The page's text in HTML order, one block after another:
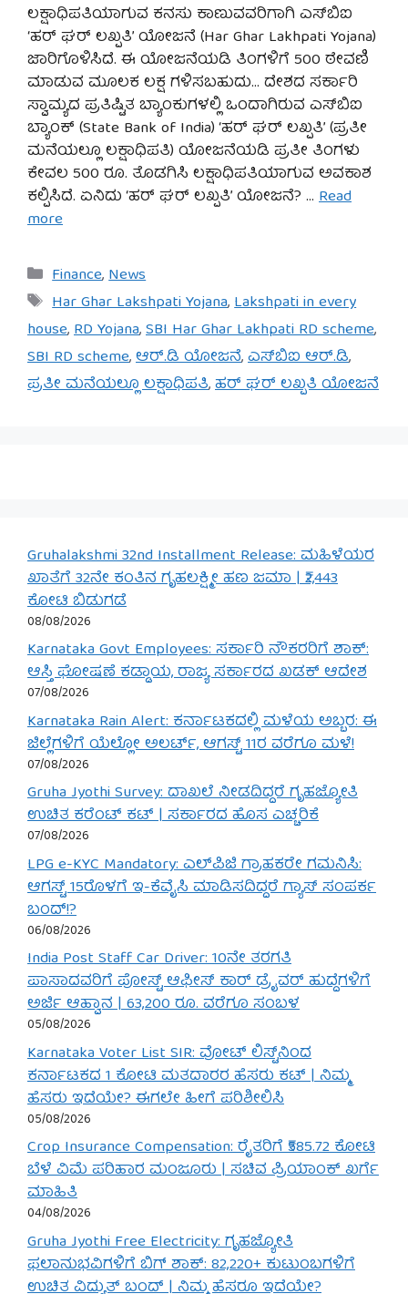
ಲಕ್ಷಾಧಿಪತಿಯಾಗುವ ಕನಸು ಕಾಣುವವರಿಗಾಗಿ ಎಸ್‌ಬಿಐ
‘ಹರ್ ಘರ್ ಲಖ್ಪತಿ’ ಯೋಜನೆ (Har Ghar Lakhpati Yojana)
ಜಾರಿಗೊಳಿಸಿದೆ. ಈ ಯೋಜನೆಯಡಿ ತಿಂಗಳಿಗೆ 500 ಠೇವಣಿ
ಮಾಡುವ ಮೂಲಕ ಲಕ್ಷ ಗಳಿಸಬಹುದು… ದೇಶದ ಸರ್ಕಾರಿ
ಸ್ವಾಮ್ಯದ ಪ್ರತಿಷ್ಟಿತ ಬ್ಯಾಂಕುಗಳಲ್ಲಿ ಒಂದಾಗಿರುವ ಎಸ್‌ಬಿಐ
ಬ್ಯಾಂಕ್ (State Bank of India) ‘ಹರ್ ಘರ್ ಲಖ್ಪತಿ’ (ಪ್ರತೀ
ಮನೆಯಲ್ಲೂ ಲಕ್ಷಾಧಿಪತಿ) ಯೋಜನೆಯಡಿ ಪ್ರತೀ ತಿಂಗಳು
ಕೇವಲ 500 ರೂ. ತೊಡಗಿಸಿ ಲಕ್ಷಾಧಿಪತಿಯಾಗುವ ಅವಕಾಶ
ಕಲ್ಪಿಸಿದೆ. ಏನಿದು ‘ಹರ್ ಘರ್ ಲಖ್ಪತಿ’ ಯೋಜನೆ? … Read
more
Categories
Finance,News
Tags
Har Ghar Lakshpati Yojana,Lakshpati in every
house,RD Yojana,SBI Har Ghar Lakhpati RD scheme,
SBI RD scheme,ಆರ್.ಡಿ ಯೋಜನೆ,ಎಸ್‌ಬಿಐ ಆರ್.ಡಿ,
ಪ್ರತೀ ಮನೆಯಲ್ಲೂ ಲಕ್ಷಾಧಿಪತಿ,ಹರ್ ಘರ್ ಲಖ್ಪತಿ ಯೋಜನೆ
Gruhalakshmi 32nd Installment Release: ಮಹಿಳೆಯರ
ಖಾತೆಗೆ 32ನೇ ಕಂತಿನ ಗೃಹಲಕ್ಷ್ಮೀ ಹಣ ಜಮಾ | ₹2,443
ಕೋಟಿ ಬಿಡುಗಡೆ
08/08/2026
Karnataka Govt Employees: ಸರ್ಕಾರಿ ನೌಕರರಿಗೆ ಶಾಕ್:
ಆಸ್ತಿ ಘೋಷಣೆ ಕಡ್ಡಾಯ, ರಾಜ್ಯ ಸರ್ಕಾರದ ಖಡಕ್ ಆದೇಶ
07/08/2026
Karnataka Rain Alert: ಕರ್ನಾಟಕದಲ್ಲಿ ಮಳೆಯ ಅಬ್ಬರ: ಈ
ಜಿಲ್ಲೆಗಳಿಗೆ ಯೆಲ್ಲೋ ಅಲರ್ಟ್, ಆಗಸ್ಟ್ 11ರ ವರೆಗೂ ಮಳೆ!
07/08/2026
Gruha Jyothi Survey: ದಾಖಲೆ ನೀಡದಿದ್ದರೆ ಗೃಹಜ್ಯೋತಿ
ಉಚಿತ ಕರೆಂಟ್ ಕಟ್ | ಸರ್ಕಾರದ ಹೊಸ ಎಚ್ಚರಿಕೆ
07/08/2026
LPG e-KYC Mandatory: ಎಲ್‌ಪಿಜಿ ಗ್ರಾಹಕರೇ ಗಮನಿಸಿ:
ಆಗಸ್ಟ್ 15ರೊಳಗೆ ಇ-ಕೆವೈಸಿ ಮಾಡಿಸದಿದ್ದರೆ ಗ್ಯಾಸ್ ಸಂಪರ್ಕ
ಬಂದ್!?
06/08/2026
India Post Staff Car Driver: 10ನೇ ತರಗತಿ
ಪಾಸಾದವರಿಗೆ ಪೋಸ್ಟ್ ಆಫೀಸ್ ಕಾರ್ ಡ್ರೈವರ್ ಹುದ್ದೆಗಳಿಗೆ
ಅರ್ಜಿ ಆಹ್ವಾನ | 63,200 ರೂ. ವರೆಗೂ ಸಂಬಳ
05/08/2026
Karnataka Voter List SIR: ವೋಟ್ ಲಿಸ್ಟ್‌ನಿಂದ
ಕರ್ನಾಟಕದ 1 ಕೋಟಿ ಮತದಾರರ ಹೆಸರು ಕಟ್ | ನಿಮ್ಮ
ಹೆಸರು ಇದೆಯೇ? ಈಗಲೇ ಹೀಗೆ ಪರಿಶೀಲಿಸಿ
05/08/2026
Crop Insurance Compensation: ರೈತರಿಗೆ ₹585.72 ಕೋಟಿ
ಬೆಳೆ ವಿಮೆ ಪರಿಹಾರ ಮಂಜೂರು | ಸಚಿವ ಪ್ರಿಯಾಂಕ್ ಖರ್ಗೆ
ಮಾಹಿತಿ
04/08/2026
Gruha Jyothi Free Electricity: ಗೃಹಜ್ಯೋತಿ
ಫಲಾನುಭವಿಗಳಿಗೆ ಬಿಗ್ ಶಾಕ್: 82,220+ ಕುಟುಂಬಗಳಿಗೆ
ಉಚಿತ ವಿದ್ಯುತ್ ಬಂದ್ | ನಿಮ್ಮ ಹೆಸರೂ ಇದೆಯೇ?